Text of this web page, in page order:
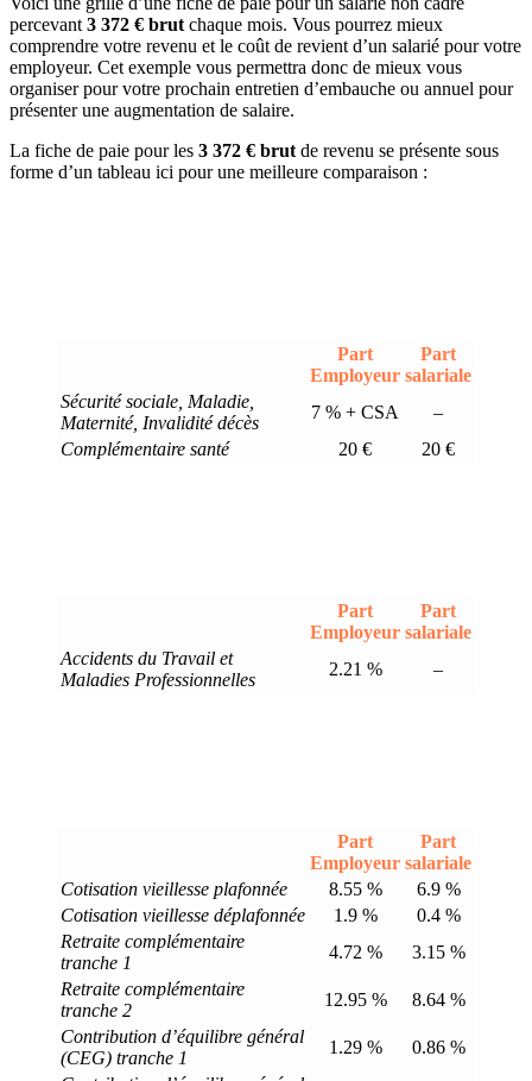
percevant 3 372 € brut chaque mois. Vous pourrez mieux
comprendre votre revenu et le coût de revient d’un salarié pour votre
employeur. Cet exemple vous permettra donc de mieux vous
organiser pour votre prochain entretien d’embauche ou annuel pour
présenter une augmentation de salaire.
La fiche de paie pour les 3 372 € brut de revenu se présente sous
forme d’un tableau ici pour une meilleure comparaison :
Part
Employeur
Part
salariale
Sécurité sociale, Maladie,
Maternité, Invalidité décès
7 % + CSA
–
Complémentaire santé
20 € 20 €
Part
Employeur
Part
salariale
Accidents du Travail et
Maladies Professionnelles
2.21 % –
Part
Employeur
Part
salariale
Cotisation vieillesse plafonnée
8.55 %
6.9 %
Cotisation vieillesse déplafonnée
1.9 %
0.4 %
Retraite complémentaire
tranche 1
4.72 %
3.15 %
Retraite complémentaire
tranche 2
12.95 %
8.64 %
Contribution d’équilibre général
(CEG) tranche 1
1.29 %
0.86 %